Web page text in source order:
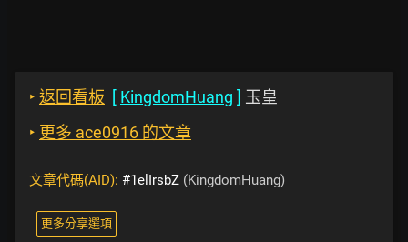
‣ 返回看板 [ KingdomHuang ] 玉皇
‣ 更多 ace0916 的文章
文章代碼(AID): #1elIrsbZ (KingdomHuang)
更多分享選項